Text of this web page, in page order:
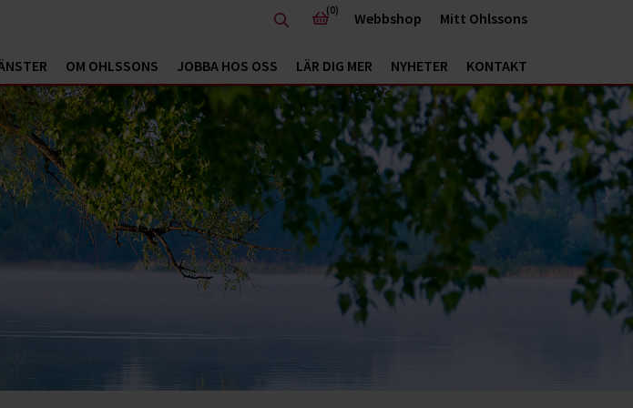
OM OHLSSONS JOBBA HOS OSS LÄR DIG MER NYHETER KONTAKT
(0) Webbshop Mitt Ohlssons